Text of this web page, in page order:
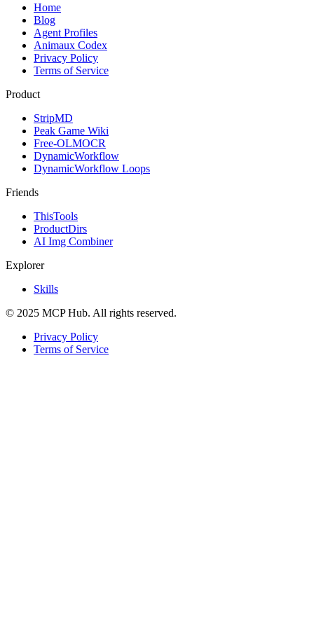
Home
Blog
Agent Profiles
Animaux Codex
Privacy Policy
Terms of Service
Product
StripMD
Peak Game Wiki
Free-OLMOCR
DynamicWorkflow
DynamicWorkflow Loops
Friends
ThisTools
ProductDirs
AI Img Combiner
Explorer
Skills
© 2025 MCP Hub. All rights reserved.
Privacy Policy
Terms of Service